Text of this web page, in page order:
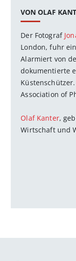
VON OLAF
Der Fotograf
London, fuhr
Alarmiert von
dokumentierte
Association of
Olaf Kanter,
Wirtschaft und